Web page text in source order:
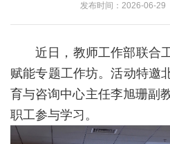
学
校
发布时间：2026-06-29
近日，教师工作部联合
赋能专题工作坊。活动特邀
育与咨询中心主任李旭珊副
职工参与学习。